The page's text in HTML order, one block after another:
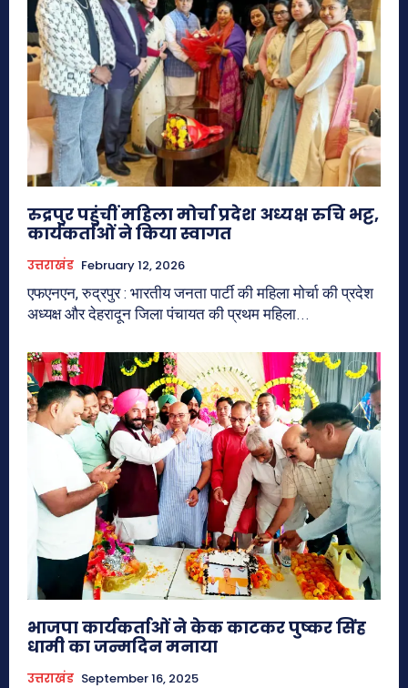
रुद्रपुर पहुंचीं महिला मोर्चा प्रदेश अध्यक्ष रुचि भट्ट,
कार्यकर्ताओं ने किया स्वागत
उत्तराखंड February 12, 2026
एफएनएन, रुद्रपुर : भारतीय जनता पार्टी की महिला मोर्चा की प्रदेश
अध्यक्ष और देहरादून जिला पंचायत की प्रथम महिला...
भाजपा कार्यकर्ताओं ने केक काटकर पुष्कर सिंह
धामी का जन्मदिन मनाया
उत्तराखंड September 16, 2025